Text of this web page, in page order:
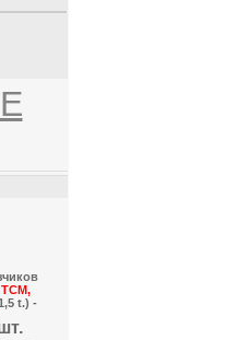
t.) -